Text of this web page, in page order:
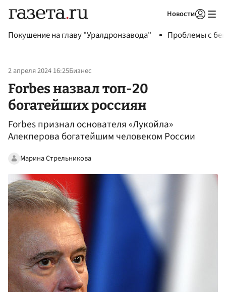
Новости
Покушение на главу "Уралдронзавода" Проблемы с
2 апреля 2024 16:25Бизнес
Forbes назвал топ-20
богатейших россиян
Forbes признал основателя «Лукойла»
Алекперова богатейшим человеком России
Марина Стрельникова